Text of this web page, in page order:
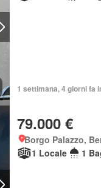
1 settimana, 4 giorni fa
79.000 €
Borgo Palazzo,
1 Locale
1